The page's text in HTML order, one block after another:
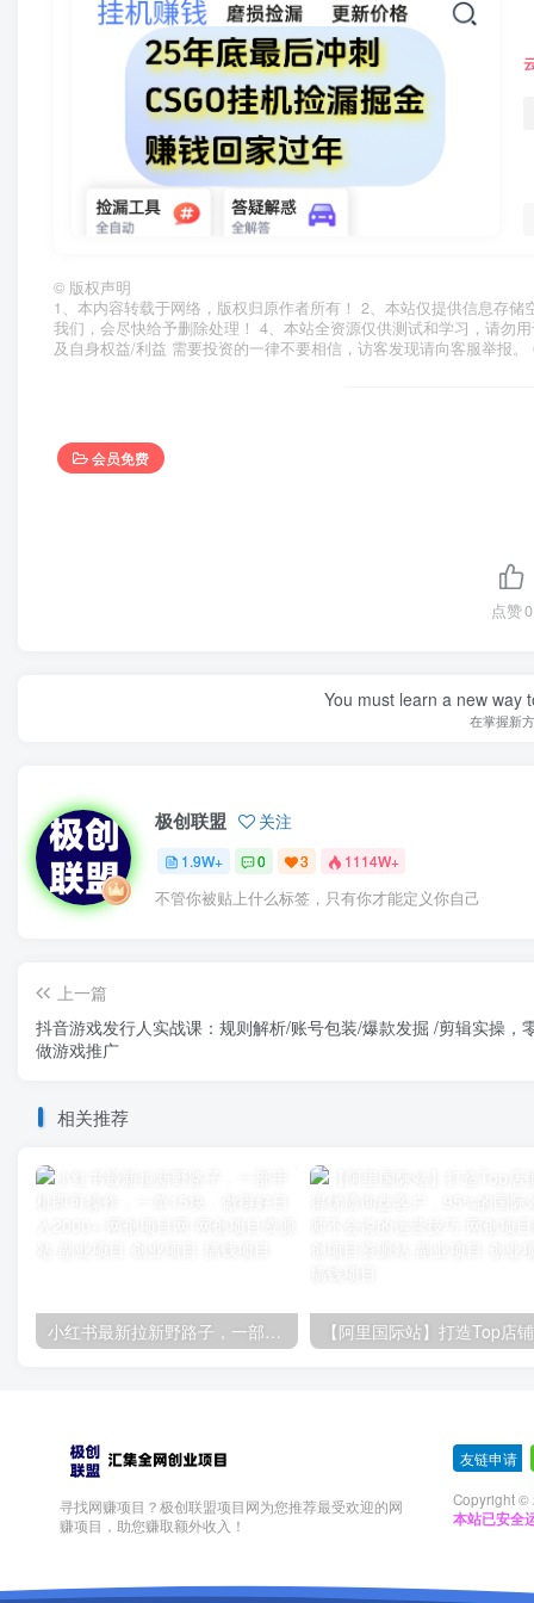
© 版权声明
1、本内容转载于网络，版权归原作者所有！ 2、本站仅提供信息存
我们，会尽快给予删除处理！ 4、本站全资源仅供测试和学习，请勿
及自身权益/利益 需要投资的一律不要相信，访客发现请向客服举报
会员免费
点赞0
You must learn a new way
在掌握新
极创联盟 关注
1.9W+ 0 3 1114W+
不管你被贴上什么标签，只有你才能定义你自己
上一篇
抖音游戏发行人实战课：规则解析/账号包装/爆款发掘 /剪辑实操，
做游戏推广
相关推荐
寻找网赚项目？极创联盟项目网为您推荐最受欢迎的网
赚项目，助您赚取额外收入！
友链申请
Copyright ©
本站已安全